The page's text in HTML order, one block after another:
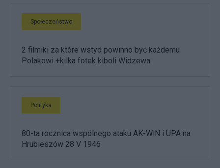
Społeczeństwo
2 filmiki za które wstyd powinno być każdemu
Polakowi +kilka fotek kiboli Widzewa
Polityka
80-ta rocznica wspólnego ataku AK-WiN i UPA na
Hrubieszów 28 V 1946